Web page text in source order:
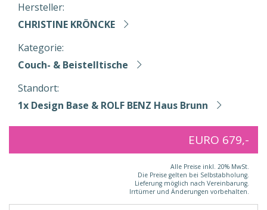
Hersteller:
CHRISTINE KRÖNCKE
Kategorie:
Couch- & Beistelltische
Standort:
1x Design Base & ROLF BENZ Haus Brunn
EURO 679,-
Alle Preise inkl. 20% MwSt.
Die Preise gelten bei Selbstabholung.
Lieferung möglich nach Vereinbarung.
Irrtümer und Änderungen vorbehalten.